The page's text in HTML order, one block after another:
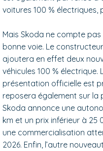
voitures 100 % électriques,
Mais Skoda ne compte
bonne voie. Le
ajoutera en effet deux
véhicules 100 %
présentation officielle est
reposera également sur la
Skoda annonce une
km et un prix inférieur à
une commercialisation
2026. Enfin, l’autre